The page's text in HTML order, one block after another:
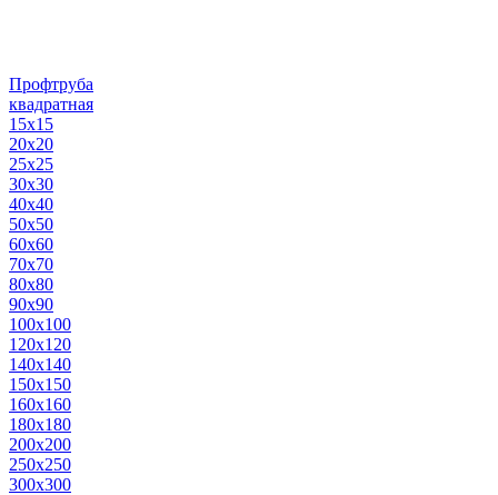
Профтруба
квадратная
15х15
20х20
25х25
30х30
40х40
50х50
60х60
70х70
80х80
90х90
100х100
120х120
140х140
150х150
160х160
180х180
200х200
250х250
300х300